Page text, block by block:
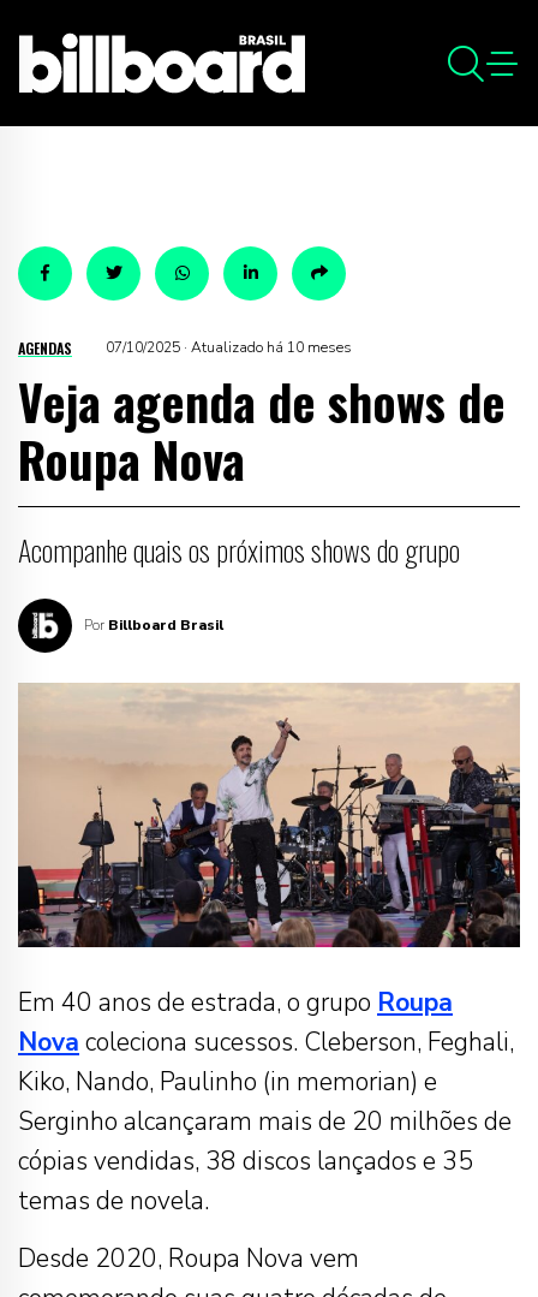
AGENDAS 07/10/2025 · Atualizado há 10 meses
Veja agenda de shows de
Roupa Nova
Acompanhe quais os próximos shows do grupo
Por Billboard Brasil
Em 40 anos de estrada, o grupo Roupa
Nova coleciona sucessos. Cleberson, Feghali,
Kiko, Nando, Paulinho (in memorian) e
Serginho alcançaram mais de 20 milhões de
cópias vendidas, 38 discos lançados e 35
temas de novela.
Desde 2020, Roupa Nova vem